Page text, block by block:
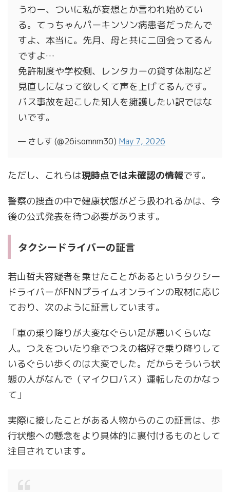
うわー、ついに私が妄想とか言われ始めてい
る。てっちゃんパーキンソン病患者だったんで
すよ、本当に。先月、母と共に二回会ってるん
ですよ…
免許制度や学校側、レンタカーの貸す体制など
見直しになって欲しくて声を上げてるんです。
バス事故を起こした知人を擁護したい訳ではな
いです。
— さしす (@26isomnm30) May 7, 2026
ただし、これらは現時点では未確認の情報です。
警察の捜査の中で健康状態がどう扱われるかは、今
後の公式発表を待つ必要があります。
タクシードライバーの証言
若山哲夫容疑者を乗せたことがあるというタクシー
ドライバーがFNNプライムオンラインの取材に応じ
ており、次のように証言しています。
「車の乗り降りが大変なぐらい足が悪いくらいな
人。つえをついたり傘でつえの格好で乗り降りして
いるぐらい歩くのは大変でした。だからそういう状
態の人がなんで（マイクロバス）運転したのかなっ
て」
実際に接したことがある人物からのこの証言は、歩
行状態への懸念をより具体的に裏付けるものとして
注目されています。